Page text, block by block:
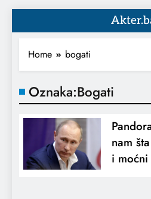
Home bogati
Oznaka:Bogati
nam
i